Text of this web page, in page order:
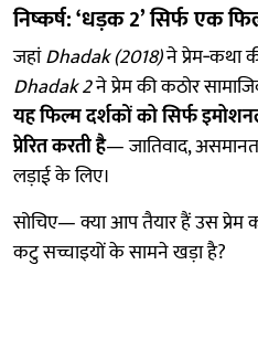
निष्कर्ष: ‘धड़क 2’ सिर्फ एक
जहांDhadak (2018)ने प्रेम‑कथा
Dhadak 2ने प्रेम की कठोर
यह फिल्म दर्शकों को सिर्फ
प्रेरित करती है— जातिवाद,
लड़ाई के लिए।
सोचिए— क्या आप तैयार हैं उस प्रेम
कटु सच्चाइयों के सामने खड़ा है?